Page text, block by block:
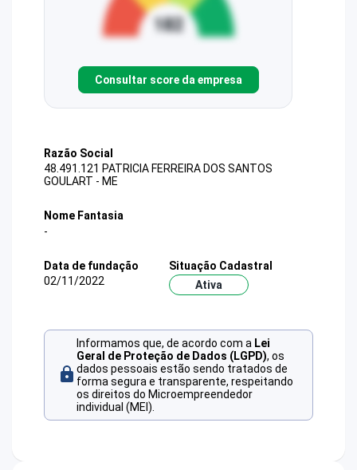
Consultar score da empresa
Razão Social
48.491.121 PATRICIA FERREIRA DOS SANTOS
GOULART - ME
Nome Fantasia
-
Data de fundação
02/11/2022
Situação Cadastral
Ativa
Informamos que, de acordo com a Lei
Geral de Proteção de Dados (LGPD), os
dados pessoais estão sendo tratados de
forma segura e transparente, respeitando
os direitos do Microempreendedor
individual (MEI).